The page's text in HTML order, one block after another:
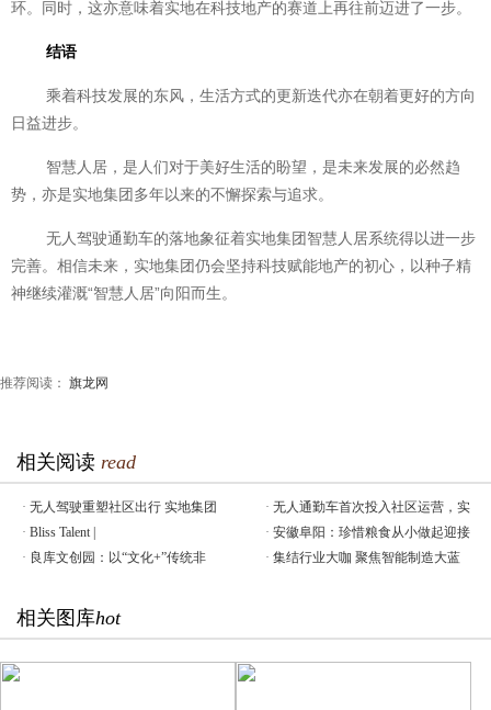
环。同时，这亦意味着实地在科技地产的赛道上再往前迈进了一步。
结语
乘着科技发展的东风，生活方式的更新迭代亦在朝着更好的方向
日益进步。
智慧人居，是人们对于美好生活的盼望，是未来发展的必然趋
势，亦是实地集团多年以来的不懈探索与追求。
无人驾驶通勤车的落地象征着实地集团智慧人居系统得以进一步
完善。相信未来，实地集团仍会坚持科技赋能地产的初心，以种子精
神继续灌溉“智慧人居”向阳而生。
推荐阅读： 旗龙网
相关阅读 read
· 无人驾驶重塑社区出行 实地集团 · 无人通勤车首次投入社区运营，实
· Bliss Talent | · 安徽阜阳：珍惜粮食从小做起迎接
· 良库文创园：以“文化+”传统非 · 集结行业大咖 聚焦智能制造大蓝
相关图库hot